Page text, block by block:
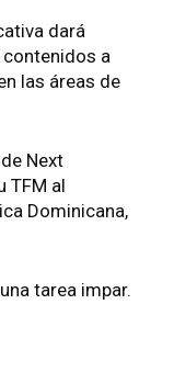
dará
a
las áreas de
Next
TFM al
Dominicana,
tarea impar.